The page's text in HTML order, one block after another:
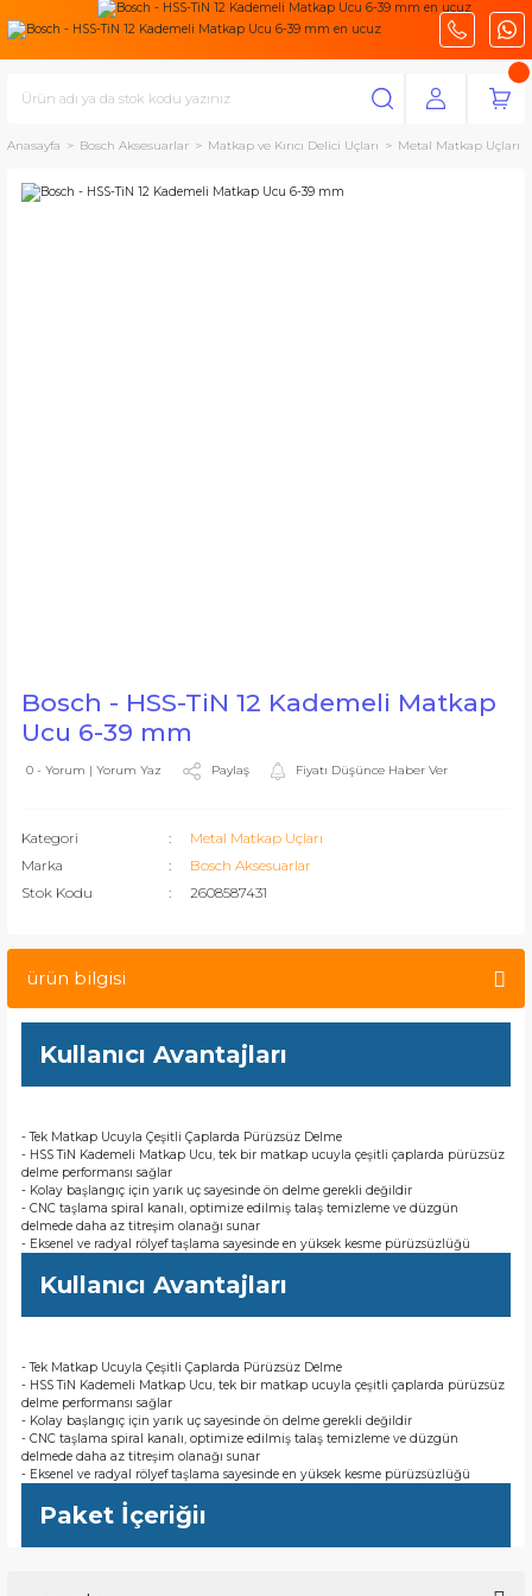
Anasayfa Bosch Aksesuarlar Matkap ve Kırıcı Delici Uçları Metal Matkap Uçları
Bosch - HSS-TiN 12 Kademeli Matkap
Ucu 6-39 mm
0 - Yorum | Yorum Yaz Paylaş Fiyatı Düşünce Haber Ver
Kategori
Metal Matkap Uçları
Marka
Bosch Aksesuarlar
Stok Kodu
2608587431
ürün bilgisi
Kullanıcı Avantajları
- Tek Matkap Ucuyla Çeşitli Çaplarda Pürüzsüz Delme
- HSS TiN Kademeli Matkap Ucu, tek bir matkap ucuyla çeşitli çaplarda pürüzsüz
delme performansı sağlar
- Kolay başlangıç için yarık uç sayesinde ön delme gerekli değildir
- CNC taşlama spiral kanalı, optimize edilmiş talaş temizleme ve düzgün
delmede daha az titreşim olanağı sunar
- Eksenel ve radyal rölyef taşlama sayesinde en yüksek kesme pürüzsüzlüğü
Kullanıcı Avantajları
- Tek Matkap Ucuyla Çeşitli Çaplarda Pürüzsüz Delme
- HSS TiN Kademeli Matkap Ucu, tek bir matkap ucuyla çeşitli çaplarda pürüzsüz
delme performansı sağlar
- Kolay başlangıç için yarık uç sayesinde ön delme gerekli değildir
- CNC taşlama spiral kanalı, optimize edilmiş talaş temizleme ve düzgün
delmede daha az titreşim olanağı sunar
- Eksenel ve radyal rölyef taşlama sayesinde en yüksek kesme pürüzsüzlüğü
Paket İçeriğiı